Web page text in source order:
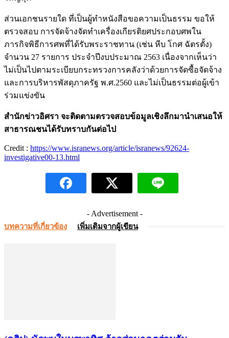
ส่วนเอกชนรายใด ที่เป็นผู้ทำหนังสือขอความเป็นธรรม ขอให้
ตรวจสอบ การจัดจ้างจัดทำเครื่องเกียรติยศประกอบศพใน
ภารกิจพิธีการศพที่ได้รับพระราชทาน (เช่น หีบ โกศ ฉัตรตั้ง)
จำนวน 27 รายการ ประจำปีงบประมาณ 2563 เนื่องจากเห็นว่า
ไม่เป็นไปตามระเบียบกระทรวงการคลังว่าด้วยการจัดซื้อจัดจ้าง
และการบริหารพัสดุภาครัฐ พ.ศ.2560 และไม่เป็นธรรมต่อผู้เข้า
ร่วมแข่งขัน
สำนักข่าวอิศรา จะติดตามตรวจสอบข้อมูลเชิงลึกมานำเสนอให้
สาธารณชนได้รับทราบกันต่อไป
Credit : https://www.isranews.org/article/isranews/92624-
investigative00-13.html
- Advertisement -
บทความที่เกี่ยวข้อง เพิ่มเติมจากผู้เขียน